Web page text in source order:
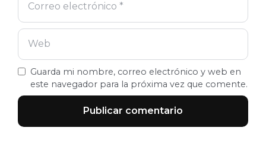
Guarda mi nombre, correo electrónico y web en
este navegador para la próxima vez que comente.